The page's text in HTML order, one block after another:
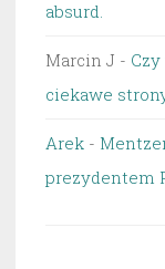
absurd.
Marcin J -
ciekawe
Arek -
prezydentem